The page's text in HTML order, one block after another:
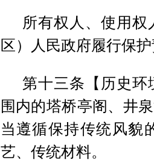
所有权人、使用
区）人民政府履行保
第十三条【历史
围内的塔桥亭阁、井
当遵循保持传统风貌
艺、传统材料。